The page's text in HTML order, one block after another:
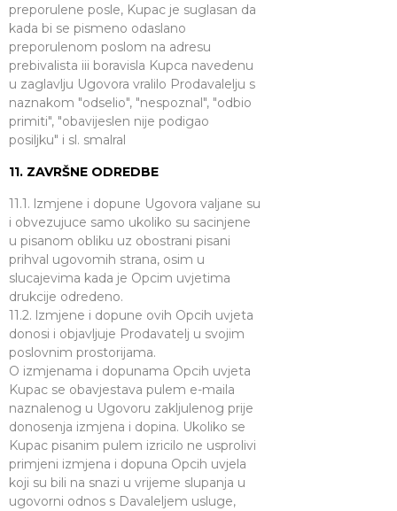
preporulene posle, Kupac je suglasan da
kada bi se pismeno odaslano
preporulenom poslom na adresu
prebivalista iii boravisla Kupca navedenu
u zaglavlju Ugovora vralilo Prodavalelju s
naznakom "odselio", "nespoznal", "odbio
primiti", "obavijeslen nije podigao
posiljku" i sl. smalral
11. ZAVRŠNE ODREDBE
11.1. lzmjene i dopune Ugovora valjane su
i obvezujuce samo ukoliko su sacinjene
u pisanom obliku uz obostrani pisani
prihval ugovomih strana, osim u
slucajevima kada je Opcim uvjetima
drukcije odredeno.
11.2. lzmjene i dopune ovih Opcih uvjeta
donosi i objavljuje Prodavatelj u svojim
poslovnim prostorijama.
O izmjenama i dopunama Opcih uvjeta
Kupac se obavjestava pulem e-maila
naznalenog u Ugovoru zakljulenog prije
donosenja izmjena i dopina. Ukoliko se
Kupac pisanim pulem izricilo ne usprolivi
primjeni izmjena i dopuna Opcih uvjela
koji su bili na snazi u vrijeme slupanja u
ugovorni odnos s Davaleljem usluge,